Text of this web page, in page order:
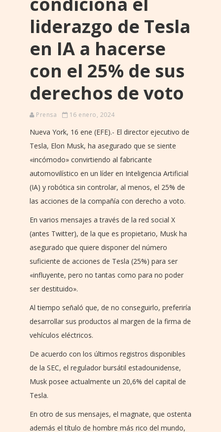
liderazgo de Tesla
en IA a hacerse
con el 25% de sus
derechos de voto
Prensa 16 enero, 2024
Nueva York, 16 ene (EFE).- El director ejecutivo de
Tesla, Elon Musk, ha asegurado que se siente
«incómodo» convirtiendo al fabricante
automovilístico en un líder en Inteligencia Artificial
(IA) y robótica sin controlar, al menos, el 25% de
las acciones de la compañía con derecho a voto.
En varios mensajes a través de la red social X
(antes Twitter), de la que es propietario, Musk ha
asegurado que quiere disponer del número
suficiente de acciones de Tesla (25%) para ser
«influyente, pero no tantas como para no poder
ser destituido».
Al tiempo señaló que, de no conseguirlo, preferiría
desarrollar sus productos al margen de la firma de
vehículos eléctricos.
De acuerdo con los últimos registros disponibles
de la SEC, el regulador bursátil estadounidense,
Musk posee actualmente un 20,6% del capital de
Tesla.
En otro de sus mensajes, el magnate, que ostenta
además el título de hombre más rico del mundo,